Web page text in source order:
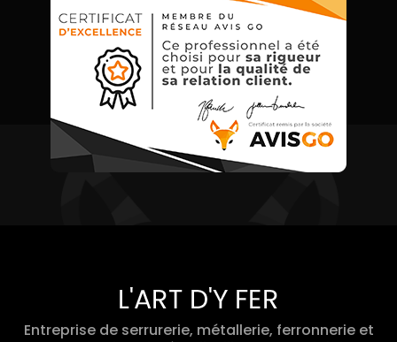
Entreprise de serrurerie, métallerie, ferronnerie et